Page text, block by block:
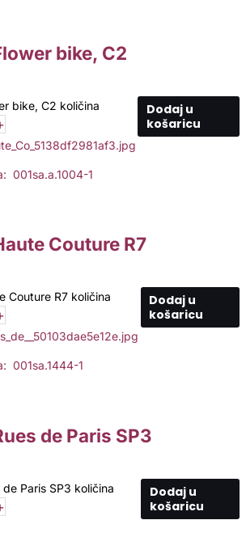
bike, C2
bike, C2 količina
Dodaj u
košaricu
001sa.a.1004-1
Couture R7
Couture R7 količina
Dodaj u
košaricu
001sa.1444-1
de Paris SP3
de Paris SP3 količina
Dodaj u
košaricu